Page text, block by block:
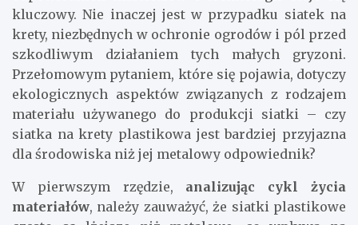
kluczowy. Nie inaczej jest w przypadku siatek na
krety, niezbędnych w ochronie ogrodów i pól przed
szkodliwym działaniem tych małych gryzoni.
Przełomowym pytaniem, które się pojawia, dotyczy
ekologicznych aspektów związanych z rodzajem
materiału używanego do produkcji siatki – czy
siatka na krety plastikowa jest bardziej przyjazna
dla środowiska niż jej metalowy odpowiednik?
W pierwszym rzędzie, analizując cykl życia
materiałów, należy zauważyć, że siatki plastikowe